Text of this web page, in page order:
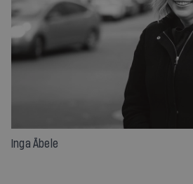
Inga Ābele